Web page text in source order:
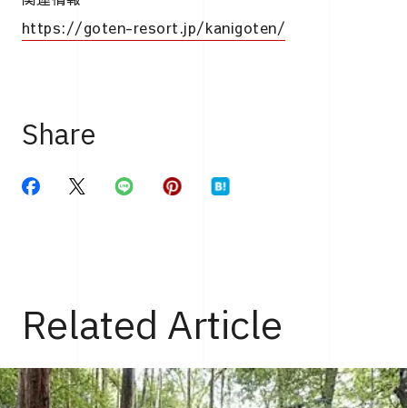
https://goten-resort.jp/kanigoten/
Share
Related Article